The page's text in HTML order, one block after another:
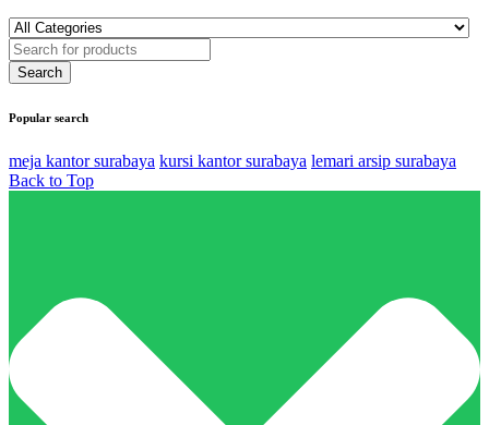
Popular search
meja kantor surabaya kursi kantor surabaya lemari arsip surabaya
Back to Top